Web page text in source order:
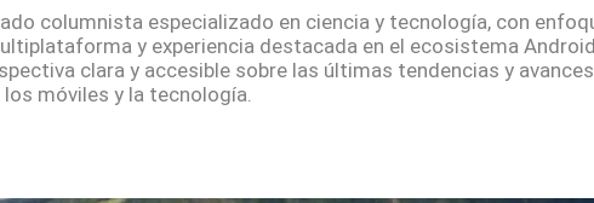
columnista especializado en ciencia y tecnología, con
y experiencia destacada en el ecosistema
clara y accesible sobre las últimas tendencias y avances
móviles y la tecnología.